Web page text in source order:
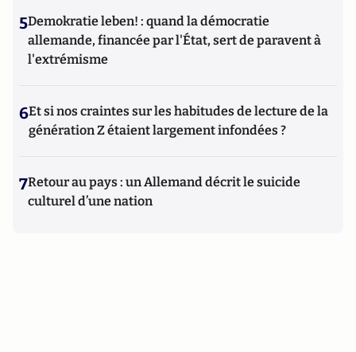
5Demokratie leben! : quand la démocratie
allemande, financée par l'État, sert de paravent à
l'extrémisme
6Et si nos craintes sur les habitudes de lecture de la
génération Z étaient largement infondées ?
7Retour au pays : un Allemand décrit le suicide
culturel d’une nation